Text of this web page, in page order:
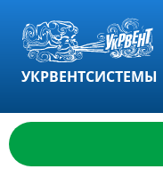
содержимому
УКРВЕНТСИСТЕМЫ